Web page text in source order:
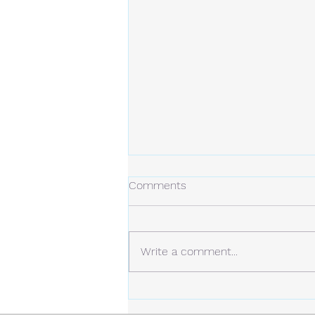
冬の日
今年の冬は、今のところ雪は少な
所。 白い雪と青い空。
Comments
Write a comment...